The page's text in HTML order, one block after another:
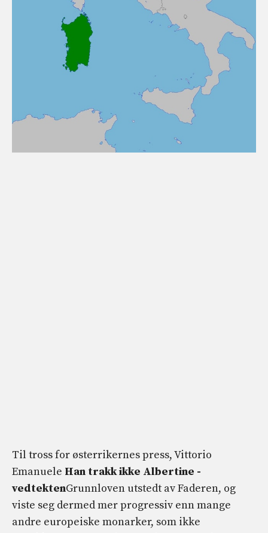
Til tross for østerrikernes press, Vittorio
Emanuele Han trakk ikke Albertine -
vedtektenGrunnloven utstedt av Faderen, og
viste seg dermed mer progressiv enn mange
andre europeiske monarker, som ikke